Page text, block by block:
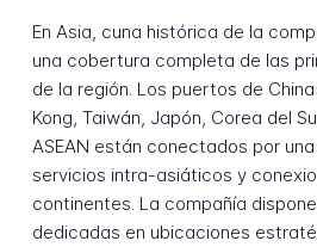
En Asia, cuna histórica de la
una cobertura completa de las
de la región. Los puertos de
Kong, Taiwán, Japón, Corea del
ASEAN están conectados por
servicios intra-asiáticos y
continentes. La compañía
dedicadas en ubicaciones